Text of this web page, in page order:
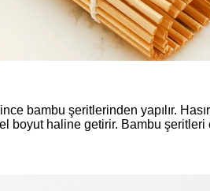
bambu şeritlerinden yapılır.
haline getirir. Bambu